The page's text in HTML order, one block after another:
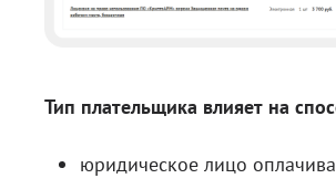
Тип плательщика влияет на
юридическое лицо